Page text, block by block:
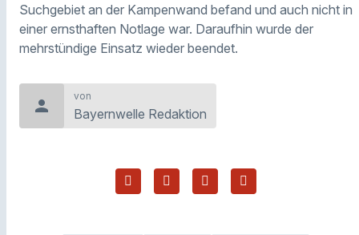
Suchgebiet an der Kampenwand befand und auch nicht in
einer ernsthaften Notlage war. Daraufhin wurde der
mehrstündige Einsatz wieder beendet.
person
von
Bayernwelle Redaktion